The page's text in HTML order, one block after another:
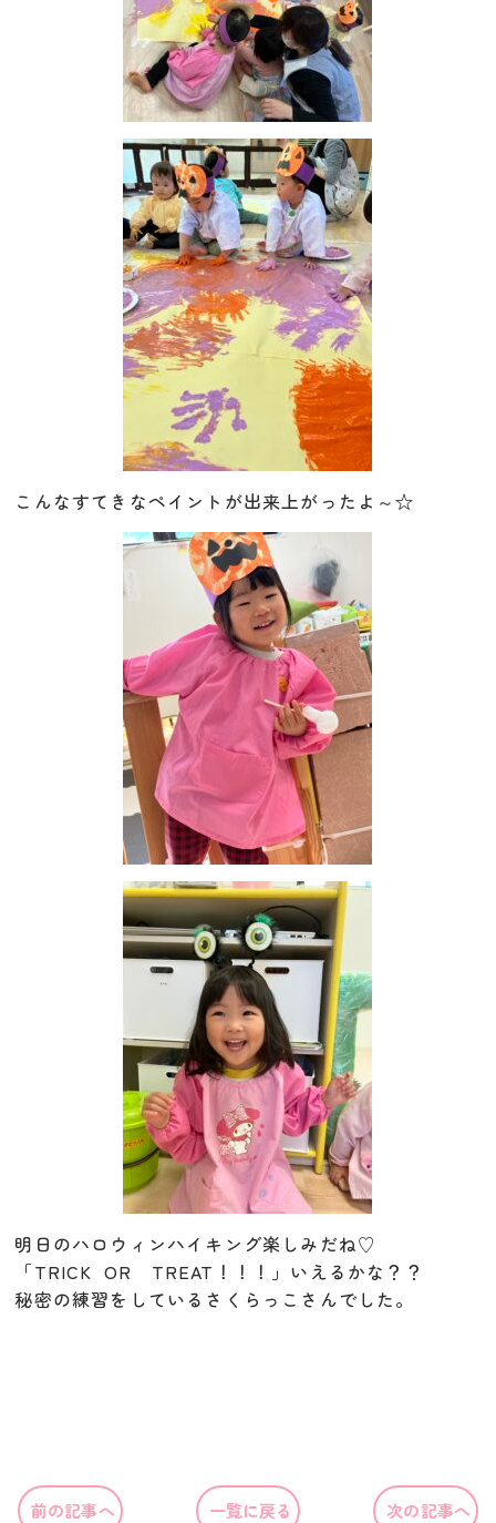
こんなすてきなペイントが出来上がったよ～☆
明日のハロウィンハイキング楽しみだね♡
「TRICK OR TREAT！！！」いえるかな？？
秘密の練習をしているさくらっこさんでした。
前の記事へ 一覧に戻る 次の記事へ